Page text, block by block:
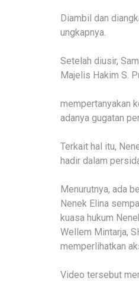
Diambil dan
ungkapnya.
Setelah diusir,
Majelis Hakim S.
mempertanyakan
adanya gugatan
Terkait hal itu,
hadir dalam
Menurutnya, ada
Nenek Elina
kuasa hukum
Wellem Mintarja,
memperlihatkan
Video tersebut